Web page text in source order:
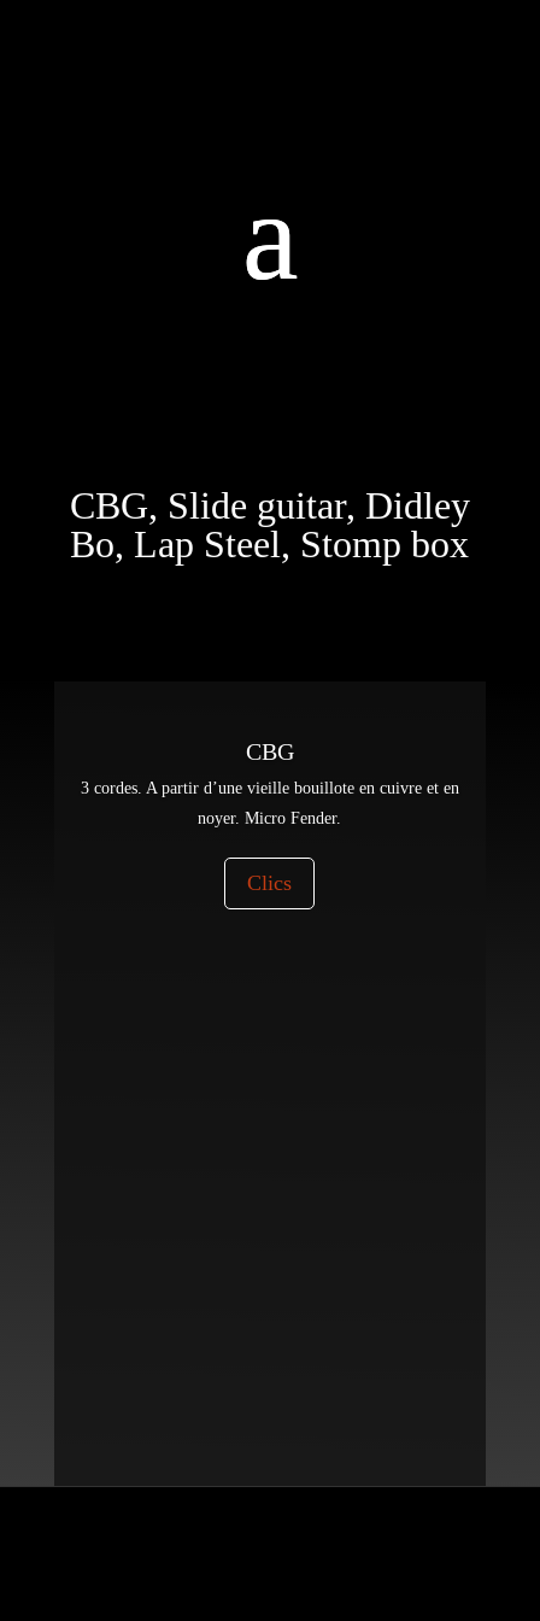
CBG, Slide guitar, Didley
Bo, Lap Steel, Stomp box
CBG
3 cordes. A partir d’une vieille bouillote en cuivre et en
noyer. Micro Fender.
Clics